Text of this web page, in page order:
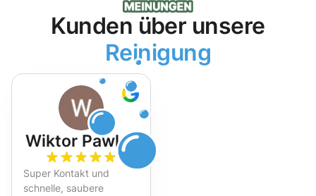
Kunden über unsere
Reinigung
Wiktor Pawlak
Super Kontakt und
schnelle, saubere